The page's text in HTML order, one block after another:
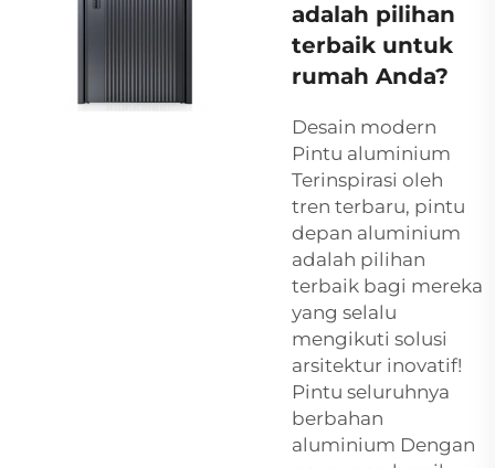
adalah pilihan
terbaik untuk
rumah Anda?
Desain modern
Pintu aluminium
Terinspirasi oleh
tren terbaru, pintu
depan aluminium
adalah pilihan
terbaik bagi mereka
yang selalu
mengikuti solusi
arsitektur inovatif!
Pintu seluruhnya
berbahan
aluminium Dengan